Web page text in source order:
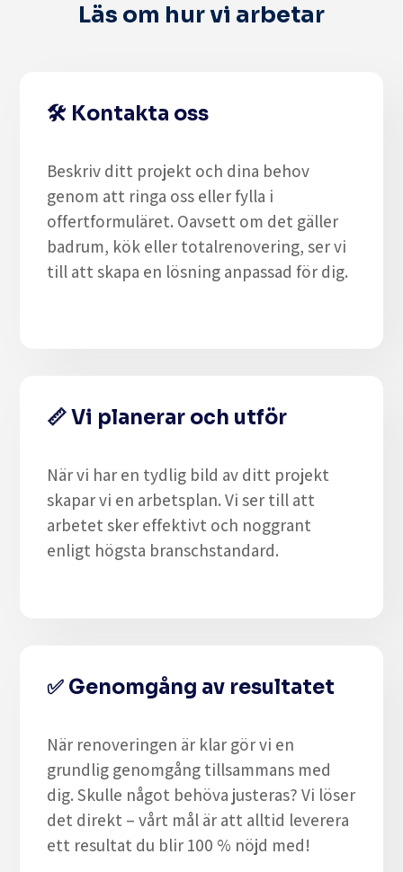
Läs om hur vi arbetar
🛠️ Kontakta oss
Beskriv ditt projekt och dina behov
genom att ringa oss eller fylla i
offertformuläret. Oavsett om det gäller
badrum, kök eller totalrenovering, ser vi
till att skapa en lösning anpassad för dig.
📏Vi planerar och utför
När vi har en tydlig bild av ditt projekt
skapar vi en arbetsplan. Vi ser till att
arbetet sker effektivt och noggrant
enligt högsta branschstandard.
✅ Genomgång av resultatet
När renoveringen är klar gör vi en
grundlig genomgång tillsammans med
dig. Skulle något behöva justeras? Vi löser
det direkt – vårt mål är att alltid leverera
ett resultat du blir 100 % nöjd med!